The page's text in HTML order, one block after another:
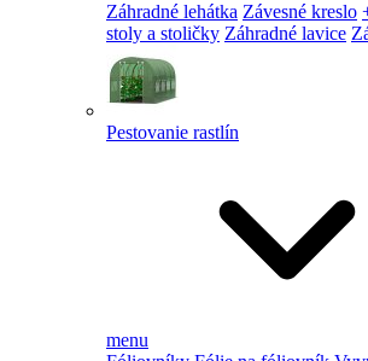
Záhradné lehátka Závesné kreslo
stoly a stoličky Záhradné lavice
Pestovanie rastlín
menu